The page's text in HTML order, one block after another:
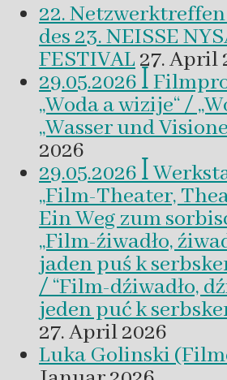
22.
des 23. NEISSE
FESTIVAL27. April
29.05.2026 ꟾ
„Woda a wizije“ /
„Wasser und
2026
29.05.2026 ꟾ
„Film-Theater,
Ein Weg zum
„Film-źiwadło,
jaden puś k
/ “Film-dźiwadło,
jeden puć k
27. April 2026
Luka Golinski